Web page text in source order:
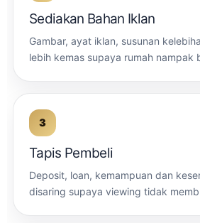
Sediakan Bahan Iklan
Gambar, ayat iklan, susunan
lebih kemas supaya rumah nampak
Tapis Pembeli
Deposit, loan, kemampuan dan
disaring supaya viewing tidak